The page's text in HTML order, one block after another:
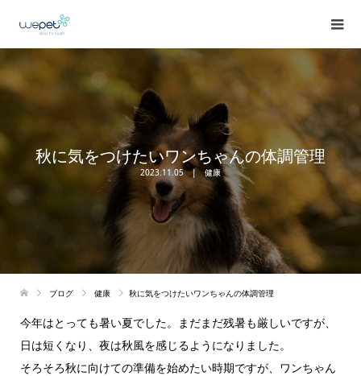
秋に気をつけたいワンちゃんの体調管理
2023.11.05 健康
ブログ 健康 秋に気をつけたいワンちゃんの体調管理
今年はとっても暑い夏でした。まだまだ残暑も厳しいですが、
日は短くなり、夜は秋風を感じるようになりました。
そろそろ秋に向けての準備を始めたい時期ですが、ワンちゃん